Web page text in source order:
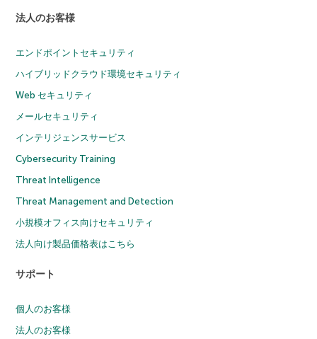
法人のお客様
エンドポイントセキュリティ
ハイブリッドクラウド環境セキュリティ
Web セキュリティ
メールセキュリティ
インテリジェンスサービス
Cybersecurity Training
Threat Intelligence
Threat Management and Detection
小規模オフィス向けセキュリティ
法人向け製品価格表はこちら
サポート
個人のお客様
法人のお客様